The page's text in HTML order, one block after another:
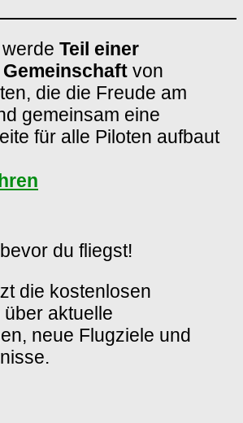
Teil einer
von
die die Freude am
gemeinsam eine
für alle Piloten aufbaut
du fliegst!
die kostenlosen
aktuelle
neue Flugziele und